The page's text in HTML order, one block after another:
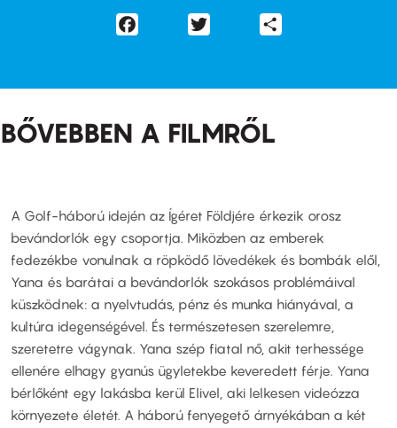
Facebook
BŐVEBBEN A FILMRŐL
A Golf-háború idején az Ígéret Földjére érkezik orosz
bevándorlók egy csoportja. Miközben az emberek
fedezékbe vonulnak a röpködő lövedékek és bombák elől,
Yana és barátai a bevándorlók szokásos problémáival
küszködnek: a nyelvtudás, pénz és munka hiányával, a
kultúra idegenségével. És természetesen szerelemre,
szeretetre vágynak. Yana szép fiatal nő, akit terhessége
ellenére elhagy gyanús ügyletekbe keveredett férje. Yana
bérlőként egy lakásba kerül Elivel, aki lelkesen videózza
környezete életét. A háború fenyegető árnyékában a két